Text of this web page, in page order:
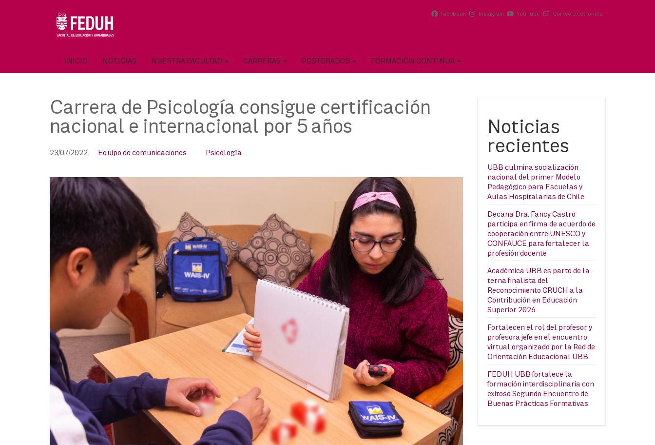
Facebook Instagram YouTube Correo electrónico
INICIO NOTICIAS NUESTRA FACULTAD CARRERAS POSTGRADOS FORMACIÓN CONTINUA
Carrera de Psicología consigue certificación
nacional e internacional por 5 años
23/07/2022 Equipo de comunicaciones Psicología
Noticias
recientes
UBB culmina socialización
nacional del primer Modelo
Pedagógico para Escuelas y
Aulas Hospitalarias de Chile
Decana Dra. Fancy Castro
participa en firma de acuerdo de
cooperación entre UNESCO y
CONFAUCE para fortalecer la
profesión docente
Académica UBB es parte de la
terna finalista del
Reconocimiento CRUCH a la
Contribución en Educación
Superior 2026
Fortalecen el rol del profesor y
profesora jefe en el encuentro
virtual organizado por la Red de
Orientación Educacional UBB
FEDUH UBB fortalece la
formación interdisciplinaria con
exitoso Segundo Encuentro de
Buenas Prácticas Formativas